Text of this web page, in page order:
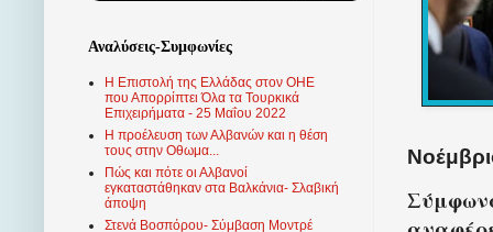
Αναλύσεις-Συμφωνίες
Η Επιστολή της Ελλάδας στον ΟΗΕ
που Απορρίπτει Όλα τα Τουρκικά
Επιχειρήματα - 25 Μαΐου 2022
Η προέλευση των Αλβανών και η θέση
τους στην Οθωμα...
Πώς και πότε οι Αλβανοί
εγκαταστάθηκαν στα Βαλκάνια- Σλαβική
άποψη
Στενά Βοσπόρου- Σύμβαση Μοντρέ